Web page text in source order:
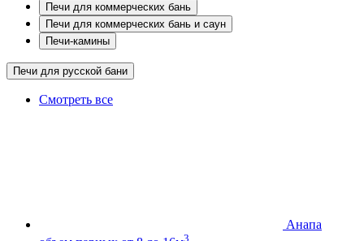
Печи для коммерческих бань
Печи для коммерческих бань и саун
Печи-камины
Печи для русской бани
Смотреть все
Анапа
3